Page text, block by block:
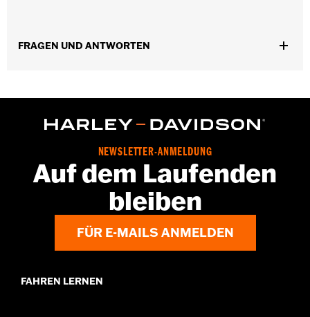
In der Box: Nur Seitendeckel
FRAGEN UND ANTWORTEN
NEWSLETTER-ANMELDUNG
Auf dem Laufenden
bleiben
FÜR E-MAILS ANMELDEN
FAHREN LERNEN